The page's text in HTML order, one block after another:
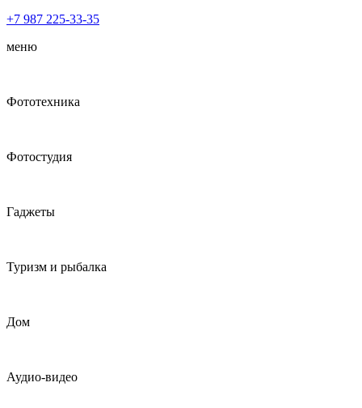
+7 987 225-33-35
меню
Фототехника
Фотостудия
Гаджеты
Туризм и рыбалка
Дом
Аудио-видео